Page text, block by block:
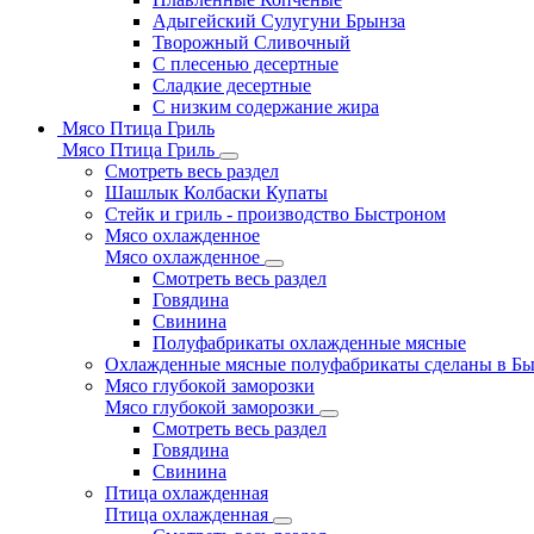
Адыгейский Сулугуни Брынза
Творожный Сливочный
С плесенью десертные
Сладкие десертные
С низким содержание жира
Мясо Птица Гриль
Мясо Птица Гриль
Смотреть весь раздел
Шашлык Колбаски Купаты
Стейк и гриль - производство Быстроном
Мясо охлажденное
Мясо охлажденное
Смотреть весь раздел
Говядина
Свинина
Полуфабрикаты охлажденные мясные
Охлажденные мясные полуфабрикаты сделаны в
Мясо глубокой заморозки
Мясо глубокой заморозки
Смотреть весь раздел
Говядина
Свинина
Птица охлажденная
Птица охлажденная